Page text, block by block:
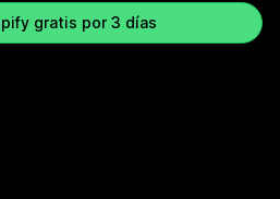
gratis por 3 días